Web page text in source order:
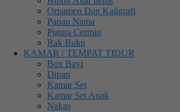
Ornamen Dan Kaligrafi
Papan Nama
Pigura Cermin
Rak Buku
KAMAR / TEMPAT TIDUR
Box Bayi
Dipan
Kamar Set
Kamar Set Anak
Nakas